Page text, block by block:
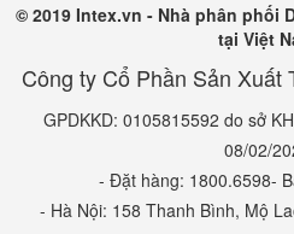
© 2019 Intex.vn - Nhà phân phối
tại Việt
Công ty Cổ Phần Sản Xuất
GPDKKD: 0105815592 do sở
08/02/
- Đặt hàng: 1800.6598-
- Hà Nội: 158 Thanh Bình, Mộ